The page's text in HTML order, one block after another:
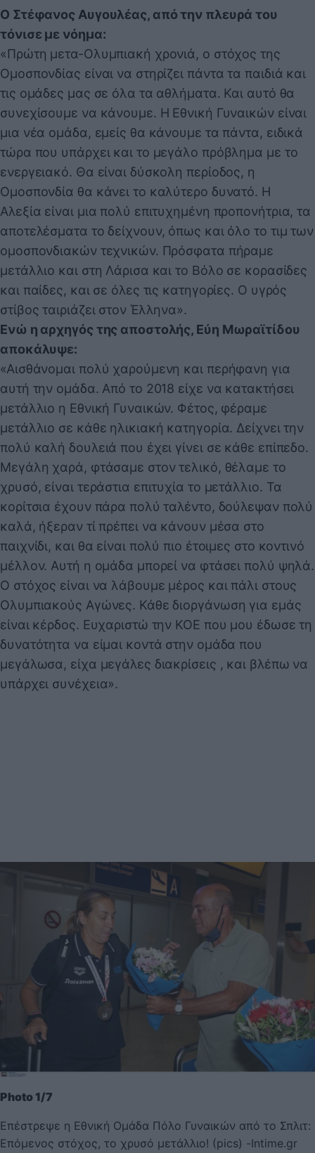
Ο Στέφανος Αυγουλέας, από την πλευρά του
τόνισε με νόημα:
«Πρώτη μετα-Ολυμπιακή χρονιά, ο στόχος της
Ομοσπονδίας είναι να στηρίζει πάντα τα παιδιά και
τις ομάδες μας σε όλα τα αθλήματα. Και αυτό θα
συνεχίσουμε να κάνουμε. Η Εθνική Γυναικών είναι
μια νέα ομάδα, εμείς θα κάνουμε τα πάντα, ειδικά
τώρα που υπάρχει και το μεγάλο πρόβλημα με το
ενεργειακό. Θα είναι δύσκολη περίοδος, η
Ομοσπονδία θα κάνει το καλύτερο δυνατό. Η
Αλεξία είναι μια πολύ επιτυχημένη προπονήτρια, τα
αποτελέσματα το δείχνουν, όπως και όλο το τιμ των
ομοσπονδιακών τεχνικών. Πρόσφατα πήραμε
μετάλλιο και στη Λάρισα και το Βόλο σε κορασίδες
και παίδες, και σε όλες τις κατηγορίες. Ο υγρός
στίβος ταιριάζει στον Έλληνα».
Ενώ η αρχηγός της αποστολής, Εύη Μωραϊτίδου
αποκάλυψε:
«Αισθάνομαι πολύ χαρούμενη και περήφανη για
αυτή την ομάδα. Από το 2018 είχε να κατακτήσει
μετάλλιο η Εθνική Γυναικών. Φέτος, φέραμε
μετάλλιο σε κάθε ηλικιακή κατηγορία. Δείχνει την
πολύ καλή δουλειά που έχει γίνει σε κάθε επίπεδο.
Μεγάλη χαρά, φτάσαμε στον τελικό, θέλαμε το
χρυσό, είναι τεράστια επιτυχία το μετάλλιο. Τα
κορίτσια έχουν πάρα πολύ ταλέντο, δούλεψαν πολύ
καλά, ήξεραν τί πρέπει να κάνουν μέσα στο
παιχνίδι, και θα είναι πολύ πιο έτοιμες στο κοντινό
μέλλον. Αυτή η ομάδα μπορεί να φτάσει πολύ ψηλά.
Ο στόχος είναι να λάβουμε μέρος και πάλι στους
Ολυμπιακούς Αγώνες. Κάθε διοργάνωση για εμάς
είναι κέρδος. Ευχαριστώ την ΚΟΕ που μου έδωσε τη
δυνατότητα να είμαι κοντά στην ομάδα που
μεγάλωσα, είχα μεγάλες διακρίσεις , και βλέπω να
υπάρχει συνέχεια».
Photo 1/7
Επέστρεψε η Εθνική Ομάδα Πόλο Γυναικών από το Σπλιτ:
Επόμενος στόχος, το χρυσό μετάλλιο! (pics) -Intime.gr